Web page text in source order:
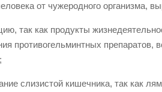
от чужеродного организма,
так как продукты
противогельминтных препаратов,
слизистой кишечника, так как